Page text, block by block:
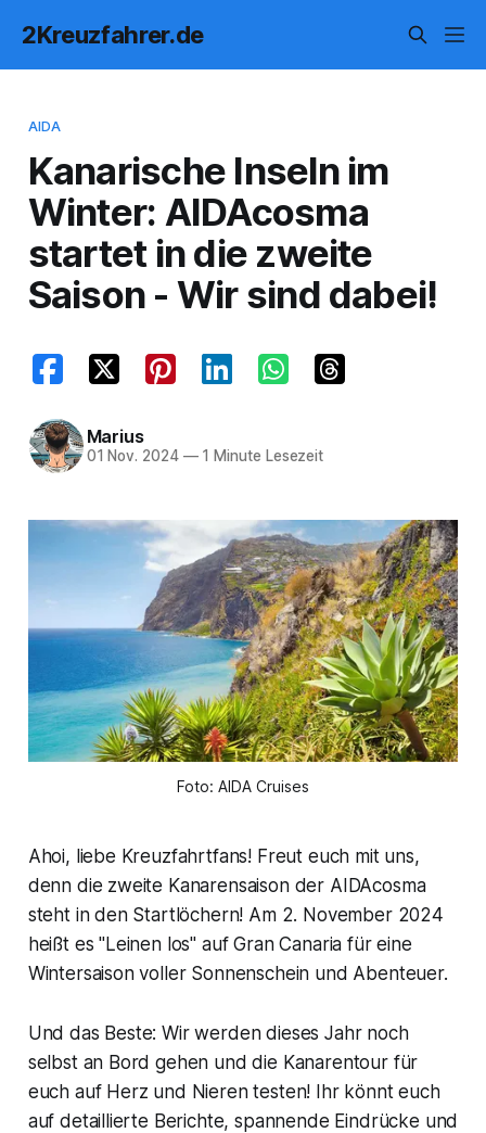
2Kreuzfahrer.de
AIDA
Kanarische Inseln im
Winter: AIDAcosma
startet in die zweite
Saison - Wir sind dabei!
Marius
01 Nov. 2024 —1 Minute Lesezeit
Foto: AIDA Cruises
Ahoi, liebe Kreuzfahrtfans! Freut euch mit uns,
denn die zweite Kanarensaison der AIDAcosma
steht in den Startlöchern! Am 2. November 2024
heißt es "Leinen los" auf Gran Canaria für eine
Wintersaison voller Sonnenschein und Abenteuer.
Und das Beste: Wir werden dieses Jahr noch
selbst an Bord gehen und die Kanarentour für
euch auf Herz und Nieren testen! Ihr könnt euch
auf detaillierte Berichte, spannende Eindrücke und